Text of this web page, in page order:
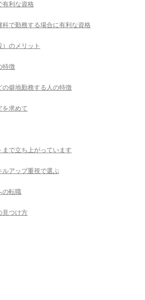
有利な資格
科で勤務する場合に有利な資格
のメリット
特徴
の僻地勤務する人の特徴
を求めて
まで立ち上がっています
ルアップ重視で選ぶ
の転職
見つけ方